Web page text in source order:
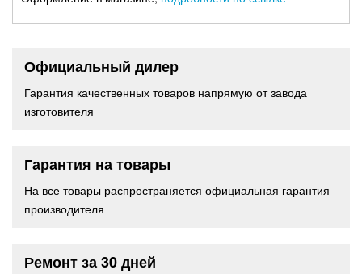
Официальный дилер
Гарантия качественных товаров напрямую от завода
изготовителя
Гарантия на товары
На все товары распространяется официальная гарантия
производителя
Ремонт за 30 дней